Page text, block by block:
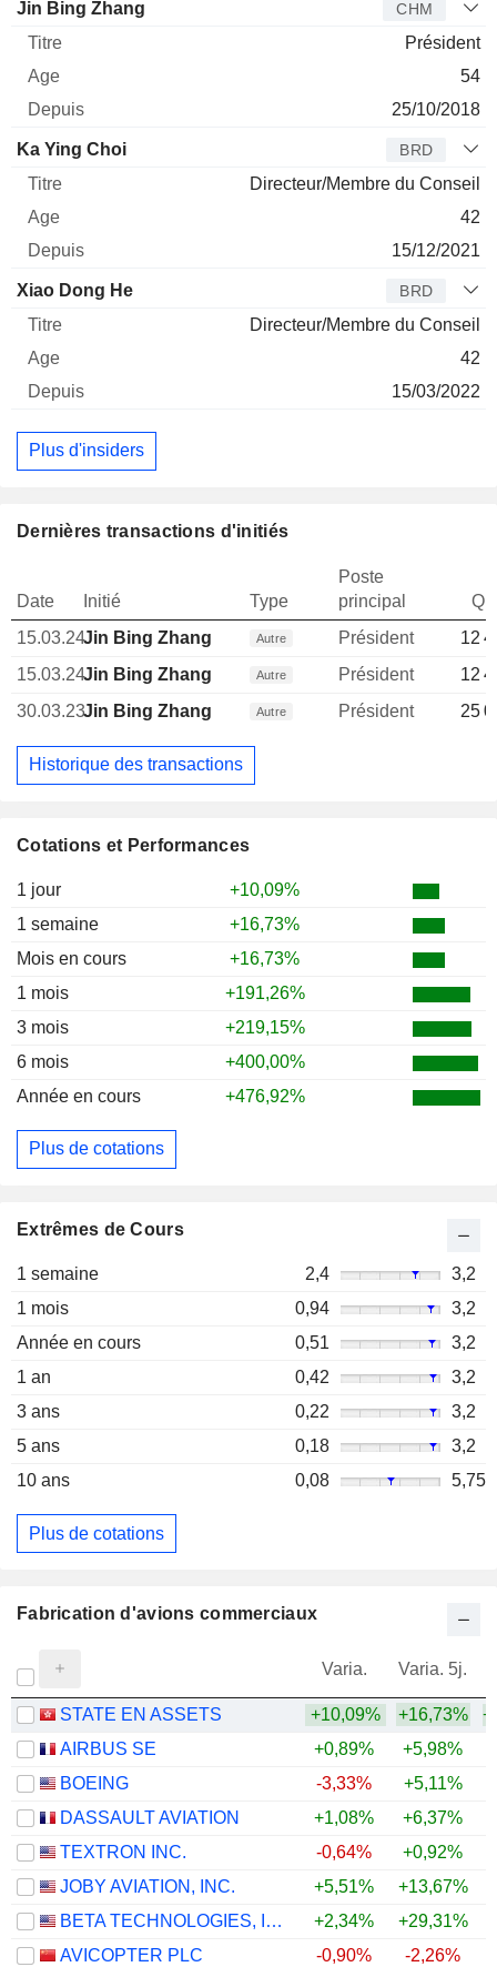
Cotations et Performances
1 jour
+10,09%
1 semaine
+16,73%
Mois en cours
+16,73%
1 mois
+191,26%
3 mois
+219,15%
6 mois
+400,00%
Année en cours
+476,92%
Plus de cotations
Extrêmes de Cours
1 semaine 2,4
3,2
1 mois
0,94
3,2
Année en cours
0,51
3,2
1 an
0,42
3,2
3 ans
0,22
3,2
5 ans
0,18
3,2
10 ans
0,08 5,75
Plus de cotations
Administrateur Titre
Jin Bing Zhang CHM
Président
54
25/10/2018
Ka Ying Choi BRD
Directeur/Membre du Conseil
42
15/12/2021
Xiao Dong He BRD
Directeur/Membre du Conseil
42
15/03/2022
Plus d'insiders
Dernières transactions d'initiés
Date Initié Type
Poste
principal
15.03.24Jin Bing Zhang Autre Président
12
15.03.24Jin Bing Zhang Autre Président
12
30.03.23Jin Bing Zhang Autre Président 25
Historique des transactions
Fabrication d'avions commerciaux
Varia. Varia. 5j.
STATE EN ASSETS +10,09% +16,73%
AIRBUS SE
+0,89% +5,98%
BOEING
-3,33% +5,11%
DASSAULT AVIATION
+1,08% +6,37%
TEXTRON INC.
-0,64% +0,92%
JOBY AVIATION, INC.
+5,51% +13,67%
BETA TECHNOLOGIES, INC.
+2,34%
+29,31%
AVICOPTER PLC
-0,90% -2,26%